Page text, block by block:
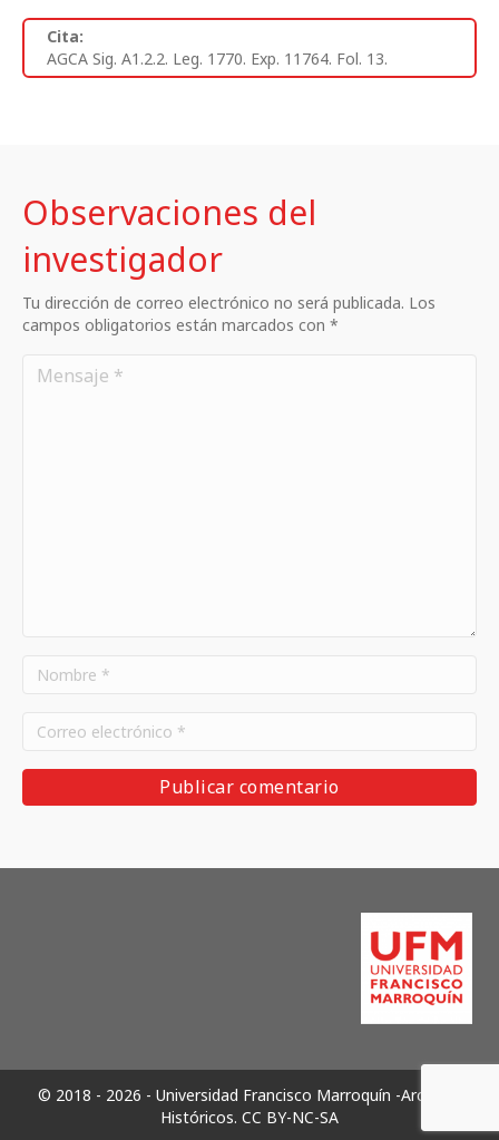
Cita:
AGCA Sig. A1.2.2. Leg. 1770. Exp. 11764. Fol. 13.
Observaciones del
investigador
Tu dirección de correo electrónico no será publicada. Los
campos obligatorios están marcados con *
© 2018 - 2026 - Universidad Francisco Marroquín -Archivos
Históricos. CC BY-NC-SA